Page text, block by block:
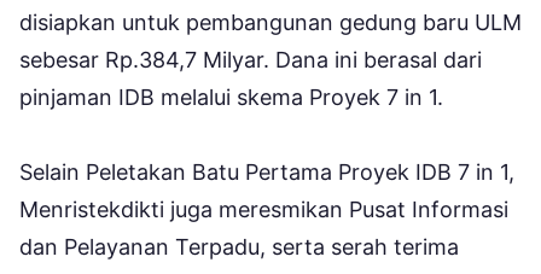
disiapkan untuk pembangunan gedung baru ULM
sebesar Rp.384,7 Milyar. Dana ini berasal dari
pinjaman IDB melalui skema Proyek 7 in 1.
Selain Peletakan Batu Pertama Proyek IDB 7 in 1,
Menristekdikti juga meresmikan Pusat Informasi
dan Pelayanan Terpadu, serta serah terima